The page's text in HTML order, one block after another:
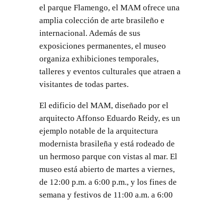
el parque Flamengo, el MAM ofrece una
amplia colección de arte brasileño e
internacional. Además de sus
exposiciones permanentes, el museo
organiza exhibiciones temporales,
talleres y eventos culturales que atraen a
visitantes de todas partes.
El edificio del MAM, diseñado por el
arquitecto Affonso Eduardo Reidy, es un
ejemplo notable de la arquitectura
modernista brasileña y está rodeado de
un hermoso parque con vistas al mar. El
museo está abierto de martes a viernes,
de 12:00 p.m. a 6:00 p.m., y los fines de
semana y festivos de 11:00 a.m. a 6:00